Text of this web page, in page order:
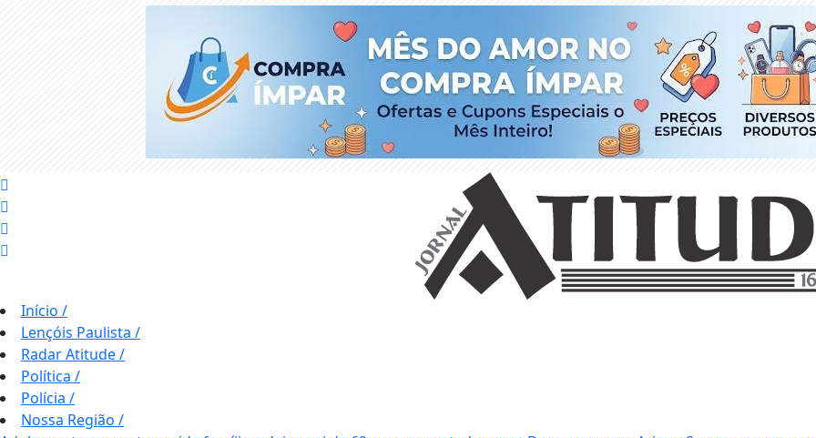
Início /
Lençóis Paulista /
Radar Atitude/
Política /
Polícia /
Nossa Região /